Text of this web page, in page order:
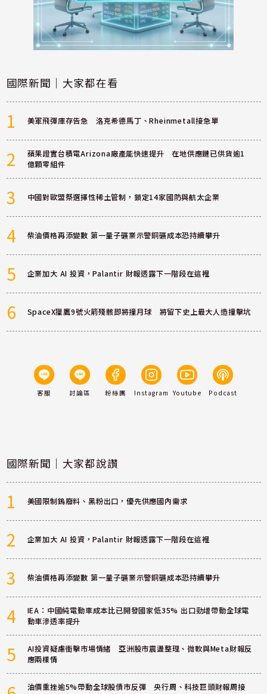
國際新聞｜大家都在看
1 美軍飛彈庫存告急 洛克希德馬丁、Rheinmetall接急單
2
蘋果證實台積電Arizona廠產能快速提升 在地供應鏈已供貨逾1
億顆零組件
3 中國對歐盟祭選擇性稀土管制，鎖定14家國防與航太企業
4 柴油價格再添變數 第一量子礦業示警銅礦成本恐持續攀升
5 企業加大 AI 投資，Palantir 財報透露下一階段在這裡
6 SpaceX獵鷹9號火箭殘骸即將撞月球 將留下史上最大人造撞擊坑
客服 討論區 粉絲團 Instagram Youtube Podcast
國際新聞｜大家都說讚
1 美國限制鎢廢料、黑粉出口，優先供應國內需求
2 企業加大 AI 投資，Palantir 財報透露下一階段在這裡
3 柴油價格再添變數 第一量子礦業示警銅礦成本恐持續攀升
4
IEA：中國純電動車成本比已開發國家低35% 出口勁增帶動全球電
動車滲透率提升
5
AI投資疑慮衝擊市場情緒 亞洲股市震盪整理、微軟與Meta財報反
應兩樣情
油價重挫逾5%帶動全球股債市反彈 央行周、科技巨頭財報周接